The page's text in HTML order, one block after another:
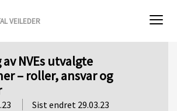
VEILEDER
NVEs utvalgte
– roller, ansvar og
Sist endret 29.03.23